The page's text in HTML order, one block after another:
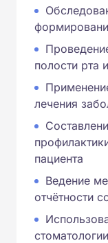
полости рта
лечения
пациента
Ведение
отчётности